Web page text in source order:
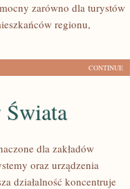
zarówno dla turystów
regionu,
CONTINUE
dla zakładów
oraz urządzenia
działalność koncentruje